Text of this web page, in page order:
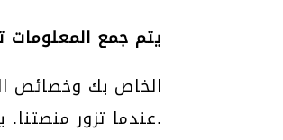
يتم جمع المعلومات
عندما تزور منصتنا. يمكن استخدام هذه المعلومات لتوصيل جهاز الكمبيوتر الخاص بك بالإنترنت.